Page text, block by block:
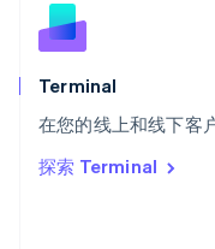
Terminal
在您的线上和线下客
探索 Terminal
English
斯洛文尼亚
泰国
ไทยEnglish
English